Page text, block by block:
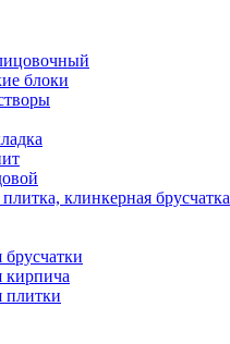
блоки
клинкерная брусчатка
брусчатки
кирпича
плитки